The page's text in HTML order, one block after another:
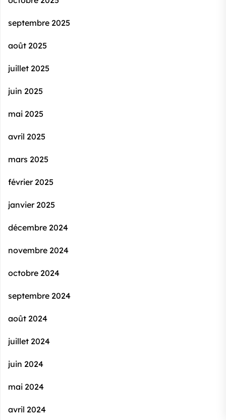
septembre 2025
août 2025
juillet 2025
juin 2025
mai 2025
avril 2025
mars 2025
février 2025
janvier 2025
décembre 2024
novembre 2024
octobre 2024
septembre 2024
août 2024
juillet 2024
juin 2024
mai 2024
avril 2024